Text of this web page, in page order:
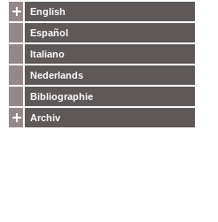
English
Español
Italiano
Nederlands
Bibliographie
Archiv